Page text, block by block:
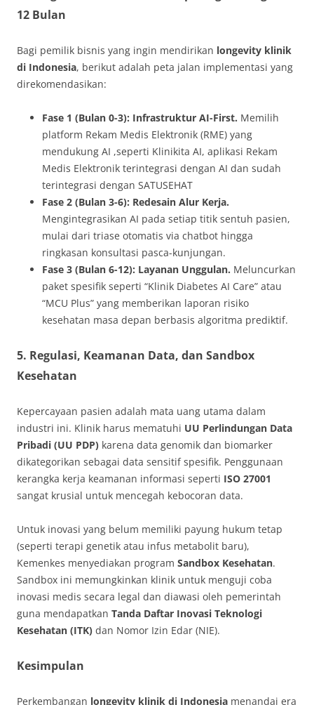
12 Bulan
Bagi pemilik bisnis yang ingin mendirikan longevity klinik
di Indonesia, berikut adalah peta jalan implementasi yang
direkomendasikan:
Fase 1 (Bulan 0-3): Infrastruktur AI-First. Memilih
platform Rekam Medis Elektronik (RME) yang
mendukung AI ,seperti Klinikita AI, aplikasi Rekam
Medis Elektronik terintegrasi dengan AI dan sudah
terintegrasi dengan SATUSEHAT
Fase 2 (Bulan 3-6): Redesain Alur Kerja.
Mengintegrasikan AI pada setiap titik sentuh pasien,
mulai dari triase otomatis via chatbot hingga
ringkasan konsultasi pasca-kunjungan.
Fase 3 (Bulan 6-12): Layanan Unggulan. Meluncurkan
paket spesifik seperti “Klinik Diabetes AI Care” atau
“MCU Plus” yang memberikan laporan risiko
kesehatan masa depan berbasis algoritma prediktif.
5. Regulasi, Keamanan Data, dan Sandbox
Kesehatan
Kepercayaan pasien adalah mata uang utama dalam
industri ini. Klinik harus mematuhi UU Perlindungan Data
Pribadi (UU PDP) karena data genomik dan biomarker
dikategorikan sebagai data sensitif spesifik. Penggunaan
kerangka kerja keamanan informasi seperti ISO 27001
sangat krusial untuk mencegah kebocoran data.
Untuk inovasi yang belum memiliki payung hukum tetap
(seperti terapi genetik atau infus metabolit baru),
Kemenkes menyediakan program Sandbox Kesehatan.
Sandbox ini memungkinkan klinik untuk menguji coba
inovasi medis secara legal dan diawasi oleh pemerintah
guna mendapatkan Tanda Daftar Inovasi Teknologi
Kesehatan (ITK) dan Nomor Izin Edar (NIE).
Kesimpulan
Perkembangan longevity klinik di Indonesia menandai era